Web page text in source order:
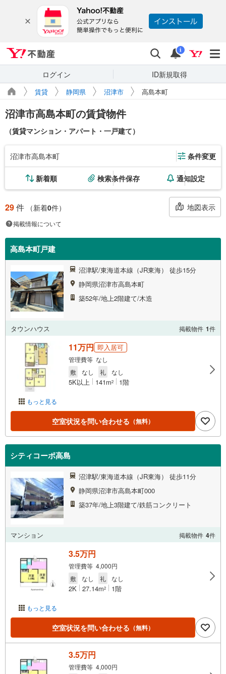
検索 通知
i
ログイン ID新規取得
賃貸 静岡県 沼津市 高島本町
沼津市高島本町の賃貸物件
（賃貸マンション・アパート・一戸建て）
沼津市高島本町 条件変更
新着順 検索条件保存 通知設定
29件 （新着0件） 地図表示
掲載情報について
高島本町戸建
沼津駅/東海道本線（JR東海） 徒歩15分
静岡県沼津市高島本町
築52年/地上2階建て/木造
タウンハウス 掲載物件 1件
もっと見る
11万円 即入居可
管理費等 なし
敷
なし 礼 なし
5K以上 141m2 1階
空室状況を問い合わせる （無料）
シティコーポ高島
沼津駅/東海道本線（JR東海） 徒歩11分
静岡県沼津市高島本町000
築37年/地上3階建て/鉄筋コンクリート
マンション 掲載物件 4件
もっと見る
3.5万円
管理費等 4,000円
敷
なし 礼 なし
2K 27.14m2 1階
空室状況を問い合わせる （無料）
3.5万円
管理費等 4,000円